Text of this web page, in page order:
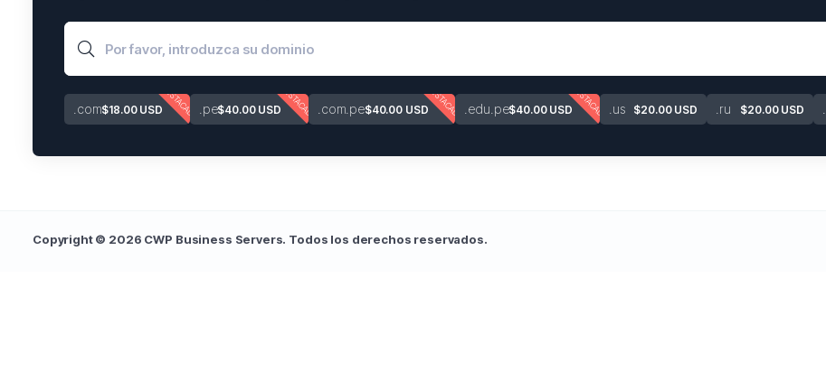
DESTACADO
.com$18.00 USD DESTACADO
.pe$40.00 USD DESTACADO
.com.pe$40.00 USD DESTACADO
.edu.pe$40.00 USD .us $20.00 USD .ru $20.00 USD
Copyright © 2026 CWP Business Servers. Todos los derechos reservados.